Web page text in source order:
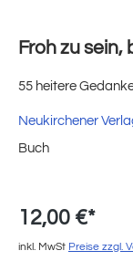
Froh zu
55 heitere
Neukirchener
Buch
12,00 €*
inkl. MwSt Preise zzgl.